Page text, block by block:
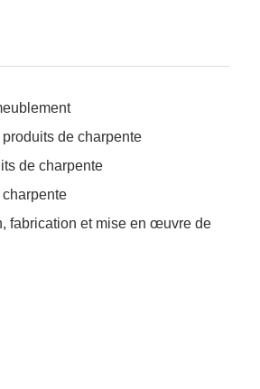
de charpente
de charpente
fabrication et mise en œuvre de